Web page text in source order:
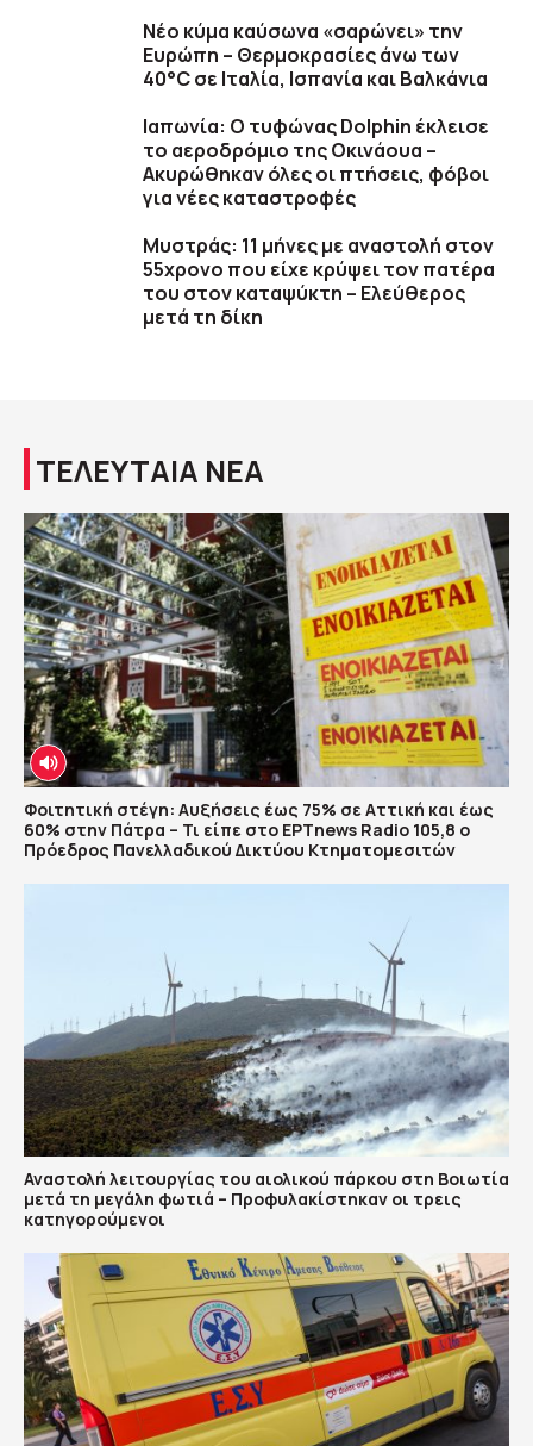
Νέο κύμα καύσωνα «σαρώνει» την
Ευρώπη – Θερμοκρασίες άνω των
40°C σε Ιταλία, Ισπανία και Βαλκάνια
Ιαπωνία: Ο τυφώνας Dolphin έκλεισε
το αεροδρόμιο της Οκινάουα –
Ακυρώθηκαν όλες οι πτήσεις, φόβοι
για νέες καταστροφές
Μυστράς: 11 μήνες με αναστολή στον
55χρονο που είχε κρύψει τον πατέρα
του στον καταψύκτη – Ελεύθερος
μετά τη δίκη
ΤΕΛΕΥΤΑΙΑ ΝΕΑ
Φοιτητική στέγη: Αυξήσεις έως 75% σε Αττική και έως
60% στην Πάτρα – Τι είπε στο ΕΡΤnews Radio 105,8 ο
Πρόεδρος Πανελλαδικού Δικτύου Κτηματομεσιτών
Αναστολή λειτουργίας του αιολικού πάρκου στη Βοιωτία
μετά τη μεγάλη φωτιά – Προφυλακίστηκαν οι τρεις
κατηγορούμενοι